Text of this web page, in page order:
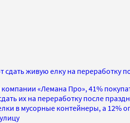
сдать живую елку на переработку
компании «Лемана Про», 41%
их на переработку после
в мусорные контейнеры, а 12%